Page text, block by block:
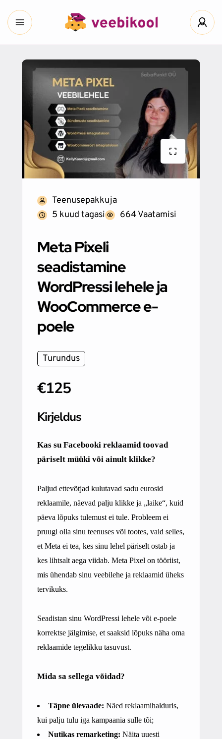
Teenusepakkuja
5 kuud tagasi
664 Vaatamisi
Meta Pixeli
seadistamine
WordPressi lehele ja
WooCommerce e-
poele
Turundus
€125
Kirjeldus
Kas su Facebooki reklaamid toovad
päriselt müüki või ainult klikke?
Paljud ettevõtjad kulutavad sadu eurosid
reklaamile, näevad palju klikke ja „laike“, kuid
päeva lõpuks tulemust ei tule. Probleem ei
pruugi olla sinu teenuses või tootes, vaid selles,
et Meta ei tea, kes sinu lehel päriselt ostab ja
kes lihtsalt aega viidab. Meta Pixel on tööriist,
mis ühendab sinu veebilehe ja reklaamid üheks
tervikuks.
Seadistan sinu WordPressi lehele või e-poele
korrektse jälgimise, et saaksid lõpuks näha oma
reklaamide tegelikku tasuvust.
Mida sa sellega võidad?
Täpne ülevaade: Näed reklaamihalduris,
kui palju tulu iga kampaania sulle tõi;
Nutikas remarketing: Näita uuesti